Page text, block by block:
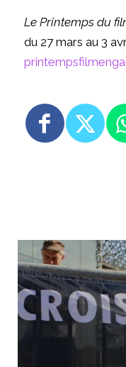
Le Printemps du
du 27 mars au 3